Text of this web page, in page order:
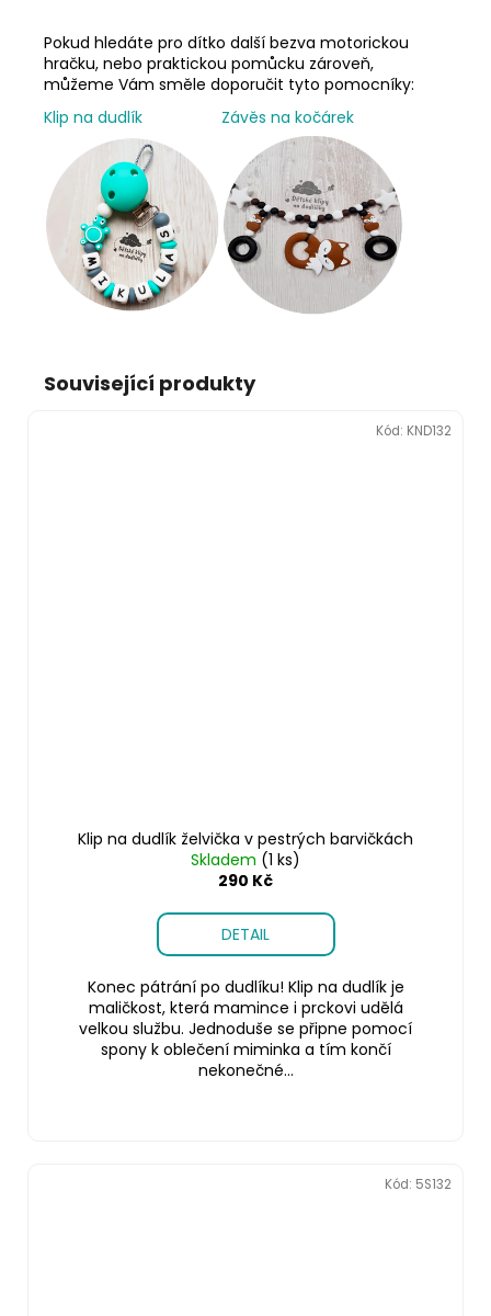
Pokud hledáte pro dítko další bezva motorickou
hračku, nebo praktickou pomůcku zároveň,
můžeme Vám směle doporučit tyto pomocníky:
Klip na dudlík
Závěs na kočárek
Související produkty
Klip na dudlík želvička v pestrých barvičkách
Skladem (1 ks)
290 Kč
DETAIL
Konec pátrání po dudlíku! Klip na dudlík je
maličkost, která mamince i prckovi udělá
velkou službu. Jednoduše se připne pomocí
spony k oblečení miminka a tím končí
nekonečné...
Kód: KND132
Kód: 5S132